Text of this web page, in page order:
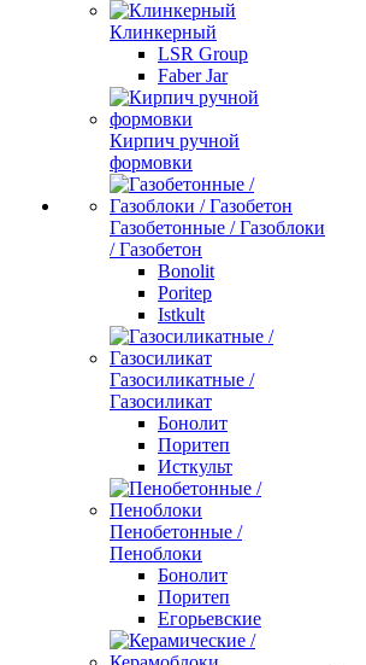
Клинкерный
LSR Group
Faber Jar
Кирпич ручной
формовки
Газобетонные / Газоблоки
/ Газобетон
Bonolit
Poritep
Istkult
Газосиликатные /
Газосиликат
Бонолит
Поритеп
Исткульт
Пенобетонные /
Пеноблоки
Бонолит
Поритеп
Егорьевские